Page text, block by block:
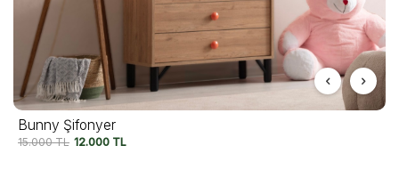
Bunny Şifonyer
15.000TL 12.000 TL